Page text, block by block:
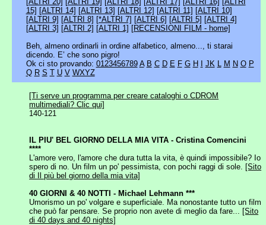
15] [ALTRI 14] [ALTRI 13] [ALTRI 12] [ALTRI 11] [ALTRI 10]
[ALTRI 9] [ALTRI 8] [*ALTRI 7] [ALTRI 6] [ALTRI 5] [ALTRI 4]
[ALTRI 3] [ALTRI 2] [ALTRI 1] [RECENSIONI FILM - home]
Beh, almeno ordinarli in ordine alfabetico, almeno..., ti starai
dicendo. E’ che sono pigro!
Ok ci sto provando: 0123456789 A B C D E F G H JK L M N O P
Q R S T U V WXYZ
[Ti serve un programma per creare cataloghi o CDROM
multimediali? Clic qui]
140-121
IL PIU' BEL GIORNO DELLA MIA VITA - Cristina Comencini
****
L'amore vero, l'amore che dura tutta la vita, è quindi impossibile? Io
spero di no. Un film un po' pessimista, con pochi raggi di sole. [Sito
di Il più bel giorno della mia vita]
40 GIORNI & 40 NOTTI - Michael Lehmann ***
Umorismo un po' volgare e superficiale. Ma nonostante tutto un film
che può far pensare. Se proprio non avete di meglio da fare... [Sito
di 40 days and 40 nights]